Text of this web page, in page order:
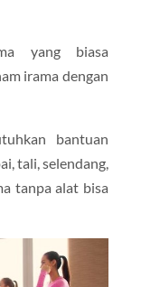
yang biasa
irama dengan
bantuan
tali, selendang,
tanpa alat bisa